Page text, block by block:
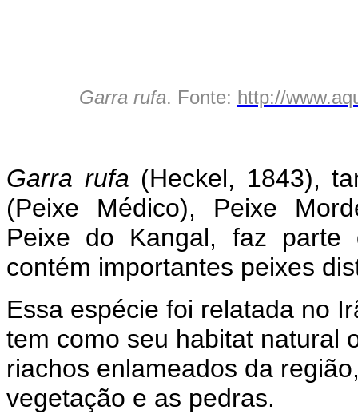
Garra rufa. Fonte: http://
Garra rufa (Heckel, 1843),
(Peixe Médico), Peixe
Peixe do Kangal, faz parte
contém importantes peixes
Essa espécie foi relatada no
tem como seu habitat natural
riachos enlameados da
vegetação e as pedras.